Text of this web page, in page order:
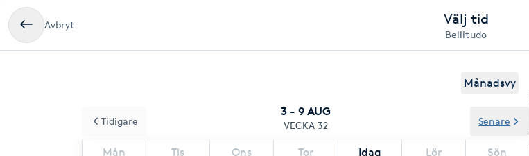
Avbryt Välj tid
Bellitudo
Månadsvy
3 - 9 AUG
VECKA 32
Mån Tis Ons Tor Idag Lör Sön
Tidigare Senare